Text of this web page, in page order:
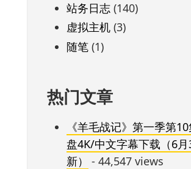
站务日志(140)
虚拟主机(3)
随笔(1)
热门文章
《羊毛战记》第一季第
盘4K/中文字幕下载（6
新）
- 44,547 views